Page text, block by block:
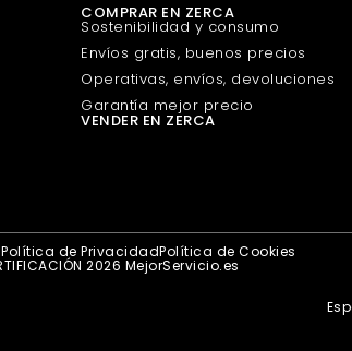
COMPRAR EN ZERCA
Sostenibilidad y consumo
Envíos gratis, buenos precios
Operativas, envíos, devoluciones
Garantía mejor precio
VENDER EN ZERCA
Política de PrivacidadPolítica de Cookies
2026 MejorServicio.es